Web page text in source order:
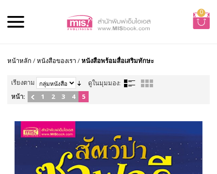
0
หน้าหลัก /หนังสือของเรา /หนังสือพร้อมสื่อเสริมทักษะ
เรียงตาม
ดูในมุมมอง:
หน้า:
1 2 3 4 5